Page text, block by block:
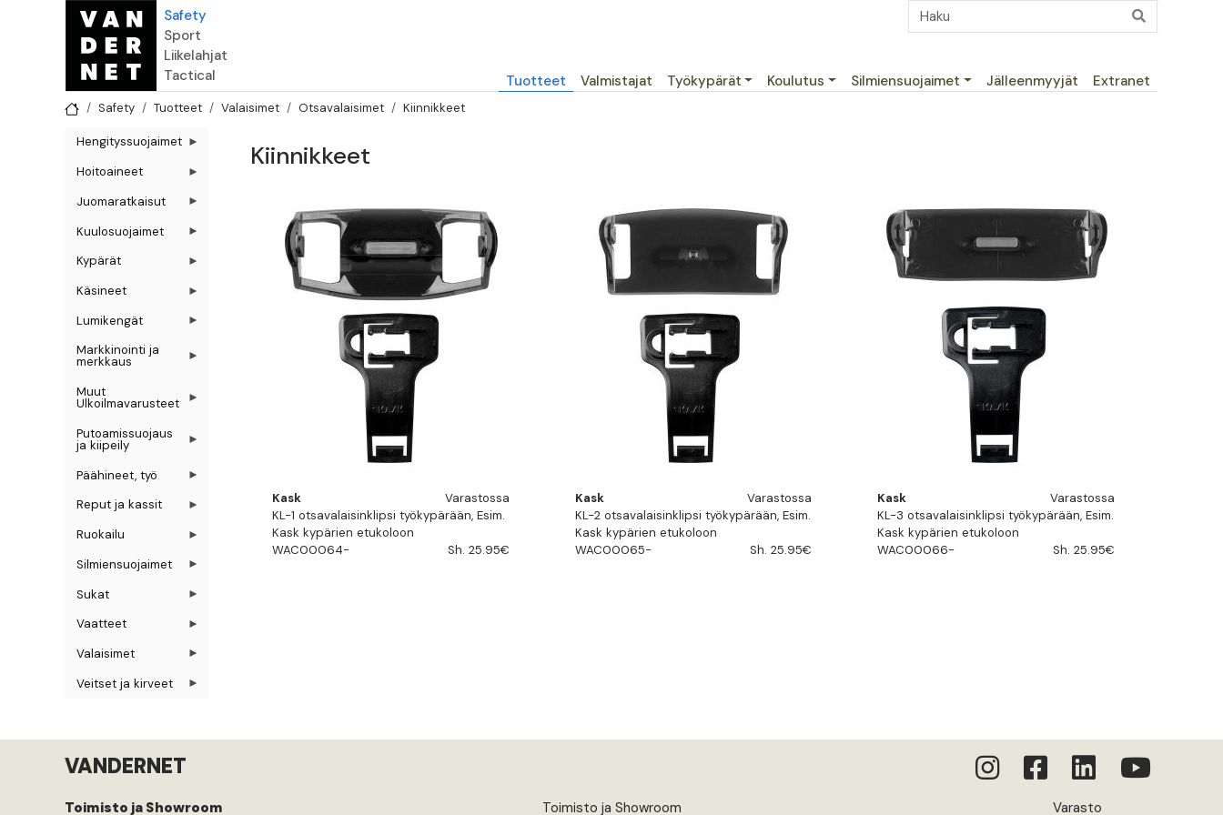
Hyppää pääsisältöön
Safety
Sport
Liikelahjat
Tactical
Päävalikko
Tuotteet Valmistajat Työkypärät Koulutus Silmiensuojaimet Jälleenmyyjät Extranet
Safety Tuotteet Valaisimet Otsavalaisimet Kiinnikkeet
Kiinnikkeet
Kask
Varastossa
KL-1 otsavalaisinklipsi työkypärään, Esim.
Kask kypärien etukoloon
WAC00064-
Sh. 25.95€
Kask
Varastossa
KL-2 otsavalaisinklipsi työkypärään, Esim.
Kask kypärien etukoloon
WAC00065-
Sh. 25.95€
Kask
Varastossa
KL-3 otsavalaisinklipsi työkypärään, Esim.
Kask kypärien etukoloon
WAC00066-
Sh. 25.95€
Hengityssuojaimet
Hoitoaineet
Juomaratkaisut
Kuulosuojaimet
Kypärät
Käsineet
Lumikengät
Markkinointi ja
merkkaus
Muut
Ulkoilmavarusteet
Putoamissuojaus
ja kiipeily
Päähineet, työ
Reput ja kassit
Ruokailu
Silmiensuojaimet
Sukat
Vaatteet
Valaisimet
Veitset ja kirveet
VANDERNET
Toimisto ja Showroom Toimisto ja Showroom Varasto